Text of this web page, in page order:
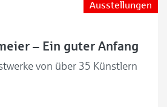
Ausstellungen
– Ein guter Anfang
von über 35 Künstlern